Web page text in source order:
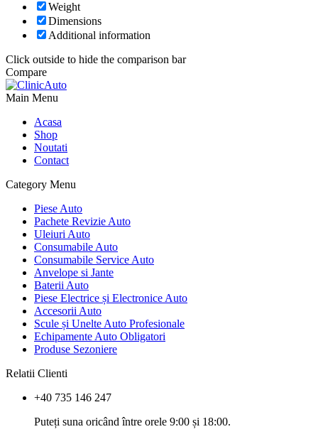
Weight
Dimensions
Additional information
Click outside to hide the comparison bar
Compare
Main Menu
Acasa
Shop
Noutati
Contact
Category Menu
Piese Auto
Pachete Revizie Auto
Uleiuri Auto
Consumabile Auto
Consumabile Service Auto
Anvelope si Jante
Baterii Auto
Piese Electrice și Electronice Auto
Accesorii Auto
Scule și Unelte Auto Profesionale
Echipamente Auto Obligatori
Produse Sezoniere
Relatii Clienti
+40 735 146 247
Puteți suna oricând între orele 9:00 și 18:00.